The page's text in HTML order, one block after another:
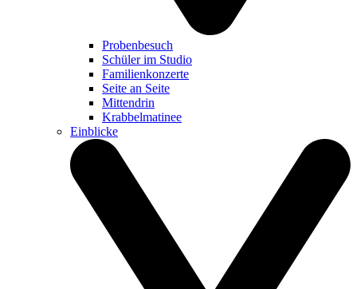
Probenbesuch
Schüler im Studio
Familienkonzerte
Seite an Seite
Mittendrin
Krabbelmatinee
Einblicke